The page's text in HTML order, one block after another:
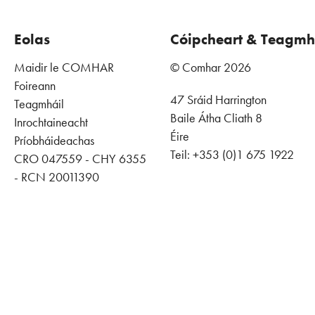
Eolas
Maidir le COMHAR
Foireann
Teagmháil
Inrochtaineacht
Príobháideachas
CRO 047559 - CHY 6355
- RCN 20011390
Cóipcheart &
© Comhar 2026
47 Sráid Harrington
Baile Átha Cliath 8
Éire
Teil: +353 (0)1 675 1922